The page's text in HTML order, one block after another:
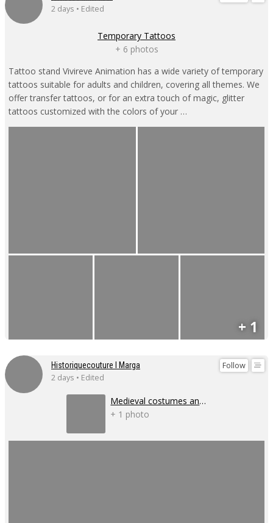
2 days • Edited
Temporary Tattoos
+ 6 photos
Tattoo stand Vivireve Animation has a wide variety of temporary
tattoos suitable for adults and children, covering all themes. We
offer transfer tattoos, or for an extra touch of magic, glitter
tattoos customized with the colors of your …
+ 1
Follow
Historiquecouture I Marga
2 days • Edited
Medieval costumes and corsets
+ 1 photo